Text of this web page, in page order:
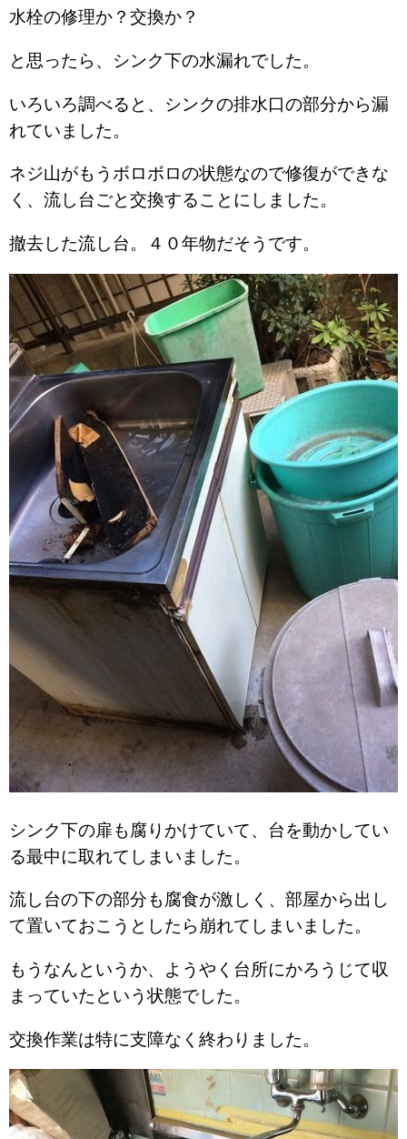
水栓の修理か？交換か？
と思ったら、シンク下の水漏れでした。
いろいろ調べると、シンクの排水口の部分から漏
れていました。
ネジ山がもうボロボロの状態なので修復ができな
く、流し台ごと交換することにしました。
撤去した流し台。４０年物だそうです。
シンク下の扉も腐りかけていて、台を動かしてい
る最中に取れてしまいました。
流し台の下の部分も腐食が激しく、部屋から出し
て置いておこうとしたら崩れてしまいました。
もうなんというか、ようやく台所にかろうじて収
まっていたという状態でした。
交換作業は特に支障なく終わりました。